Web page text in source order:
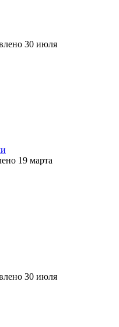
30 июля
19 марта
30 июля